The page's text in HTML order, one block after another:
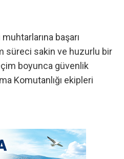
başarı
süreci sakin ve huzurlu bir
boyunca güvenlik
Komutanlığı ekipleri